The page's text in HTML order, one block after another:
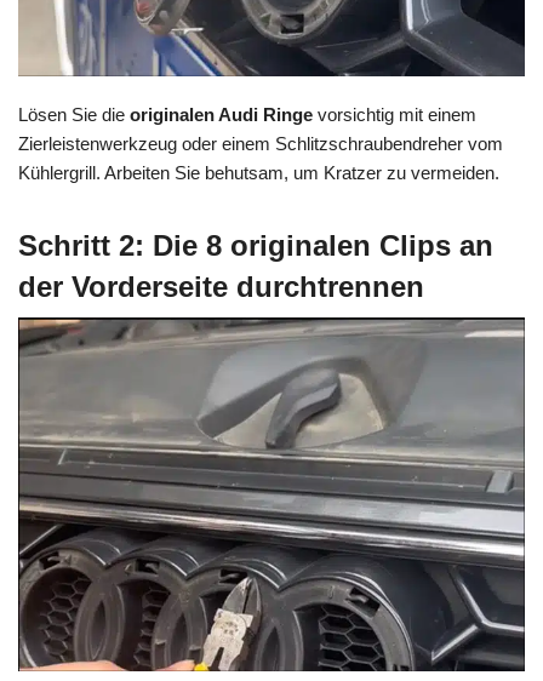
Lösen Sie die originalen Audi Ringe vorsichtig mit einem
Zierleistenwerkzeug oder einem Schlitzschraubendreher vom
Kühlergrill. Arbeiten Sie behutsam, um Kratzer zu vermeiden.
Schritt 2: Die 8 originalen Clips an
der Vorderseite durchtrennen